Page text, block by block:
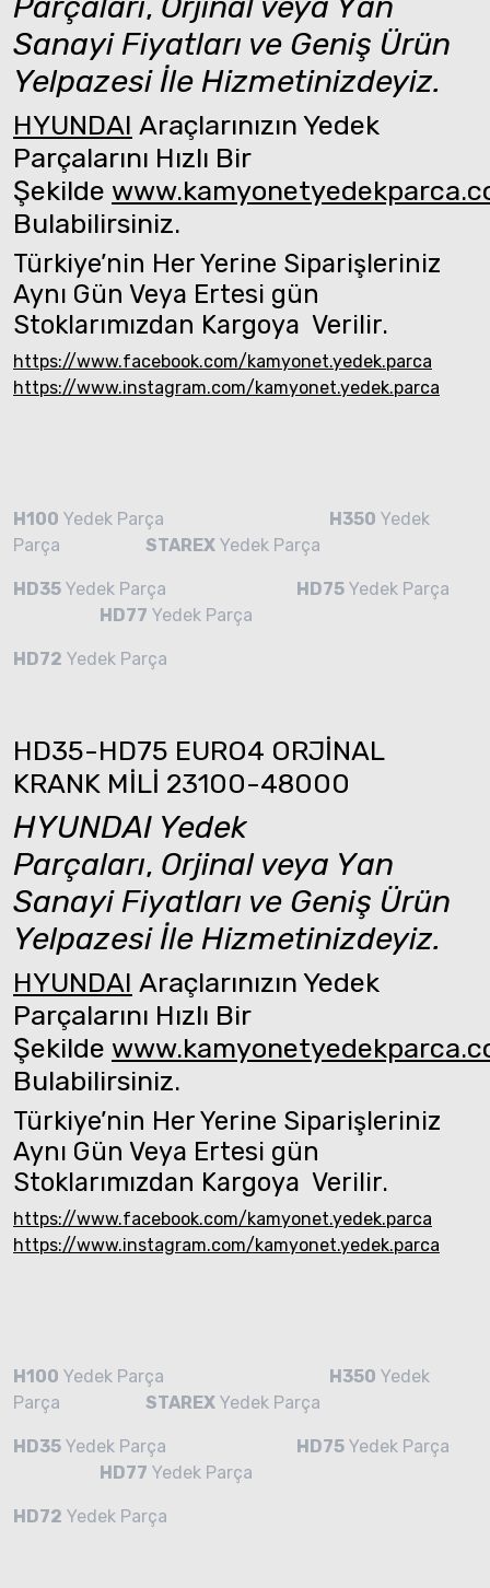
Sanayi Fiyatları ve Geniş Ürün
Yelpazesi İle Hizmetinizdeyiz.
HYUNDAI Araçlarınızın Yedek
Parçalarını Hızlı Bir
Şekilde
Bulabilirsiniz.
Türkiye’nin Her Yerine Siparişleriniz
Aynı Gün Veya Ertesi gün
Stoklarımızdan Kargoya Verilir.
https://www.facebook.com/kamyonet.yedek.parca
https://www.instagram.com/kamyonet.yedek.parca
H100 Yedek Parça H350 Yedek
Parça STAREX Yedek Parça
HD35 Yedek Parça HD75 Yedek Parça
HD77 Yedek Parça
HD72 Yedek Parça
HD35-HD75 EURO4 ORJİNAL
KRANK MİLİ 23100-48000
HYUNDAI Yedek
Parçaları, Orjinal veya Yan
Sanayi Fiyatları ve Geniş Ürün
Yelpazesi İle Hizmetinizdeyiz.
HYUNDAI Araçlarınızın Yedek
Parçalarını Hızlı Bir
Şekilde
Bulabilirsiniz.
Türkiye’nin Her Yerine Siparişleriniz
Aynı Gün Veya Ertesi gün
Stoklarımızdan Kargoya Verilir.
https://www.facebook.com/kamyonet.yedek.parca
https://www.instagram.com/kamyonet.yedek.parca
H100 Yedek Parça H350 Yedek
Parça STAREX Yedek Parça
HD35 Yedek Parça HD75 Yedek Parça
HD77 Yedek Parça
HD72 Yedek Parça